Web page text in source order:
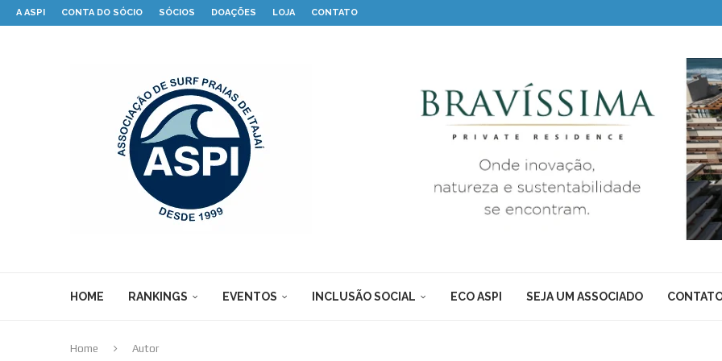
A ASPI CONTA DO SÓCIO SÓCIOS DOAÇÕES LOJA CONTATO
HOME RANKINGS EVENTOS INCLUSÃO SOCIAL ECO ASPI SEJA UM ASSOCIADO
Home Autor